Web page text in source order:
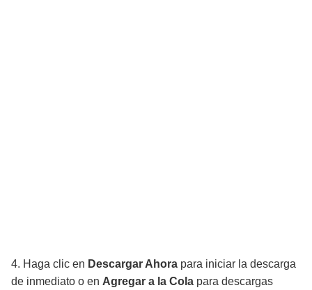
4. Haga clic en Descargar Ahora para iniciar la descarga
de inmediato o en Agregar a la Cola para descargas